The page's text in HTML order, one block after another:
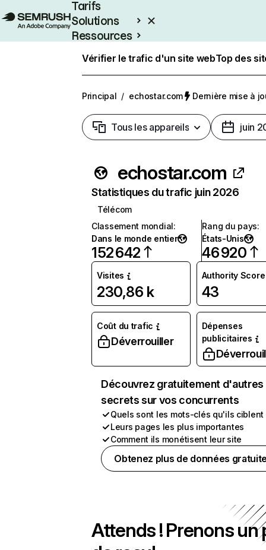
Tarifs
Solutions
Ressources
Vérifier le trafic d'un site webTop des
Principal / echostar.com Dernière mise à
Tous les appareils juin
echostar.com
Statistiques du trafic juin 2026
Télécom
Classement mondial:
Dans le monde entier
152 642
Rang du pays:
États-Unis
46 920
Visites
230,86 k
Authority Score
43
Coût du trafic
Déverrouiller
Dépenses
publicitaires
Découvrez gratuitement d'autres
secrets sur vos concurrents
Quels sont les mots-clés qu'ils ciblent
Leurs pages les plus importantes
Comment ils monétisent leur site
Obtenez plus de données
Attends ! Prenons un